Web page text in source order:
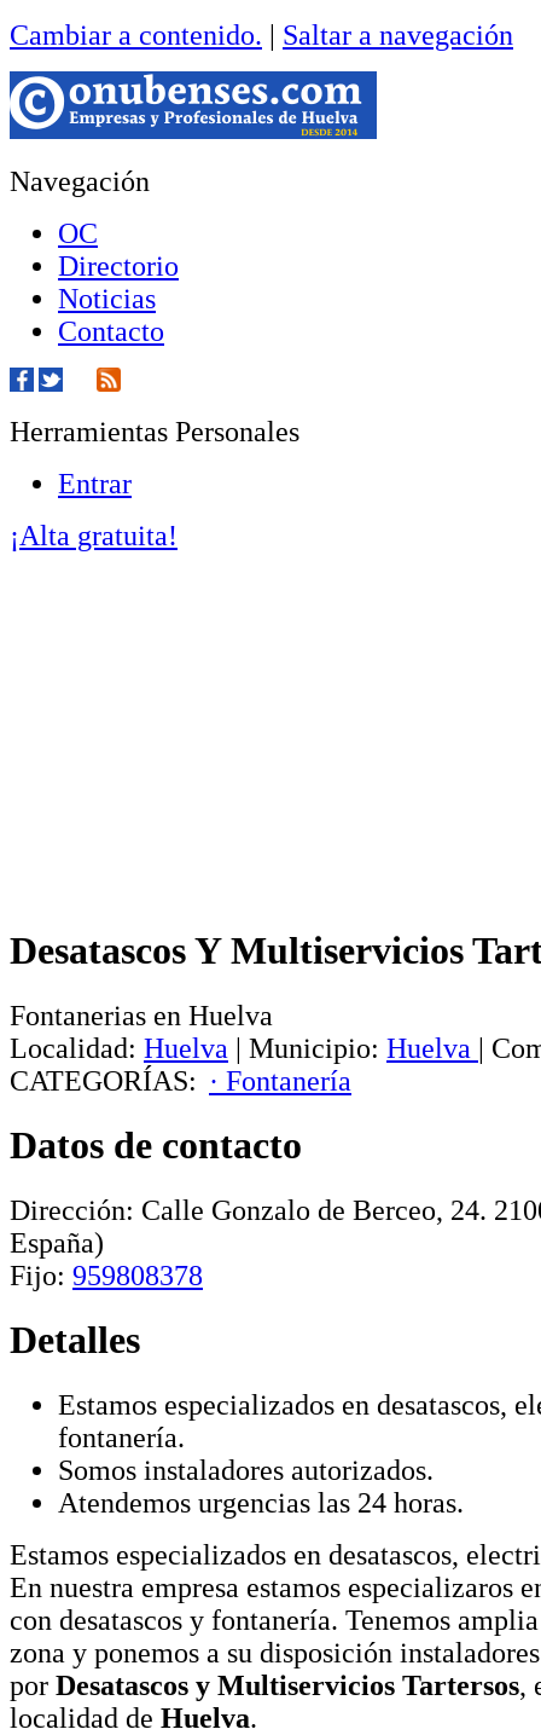
Cambiar a contenido. | Saltar a navegación
Navegación
OC
Directorio
Noticias
Contacto
Herramientas Personales
Entrar
¡Alta gratuita!
Desatascos Y Multiservicios
Fontanerias en Huelva
Localidad: Huelva | Municipio: Huelva |
CATEGORÍAS: · Fontanería
Datos de contacto
Dirección: Calle Gonzalo de Berceo, 24.
España)
Fijo: 959808378
Detalles
Estamos especializados en desatascos,
fontanería.
Somos instaladores autorizados.
Atendemos urgencias las 24 horas.
Estamos especializados en desatascos,
En nuestra empresa estamos especializaros
con desatascos y fontanería. Tenemos
zona y ponemos a su disposición
por Desatascos y Multiservicios Tartersos,
localidad de Huelva.